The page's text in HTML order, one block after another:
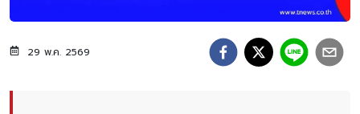
29 พ.ค. 2569